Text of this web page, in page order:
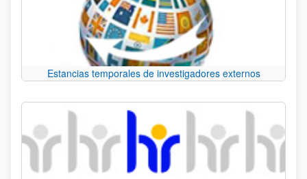
Estancias temporales de investigadores externos